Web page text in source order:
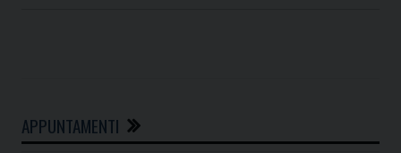
APPUNTAMENTI